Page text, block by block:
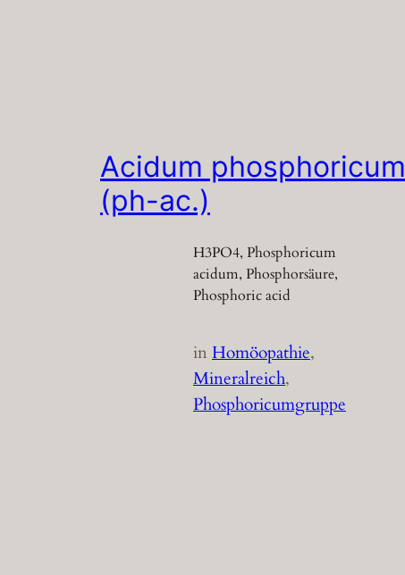
Acidum phosphoricum
(ph-ac.)
H3PO4, Phosphoricum
acidum, Phosphorsäure,
Phosphoric acid
inHomöopathie
Mineralreich
Phosphoricumgruppe